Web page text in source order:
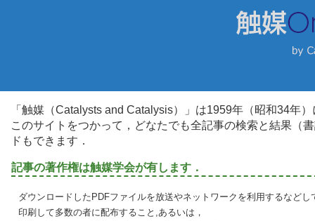
「触媒（Catalysts and Catalysis）」は1959年（昭和34年
このサイトをつかって，どなたでも全記事の検索と結果（
ドもできます．
記事の著作権は触媒学会が有します．
ダウンロードしたPDFファイルを放送やネットワークを利用するなど
印刷して多数の者に配布すること,あるいは，